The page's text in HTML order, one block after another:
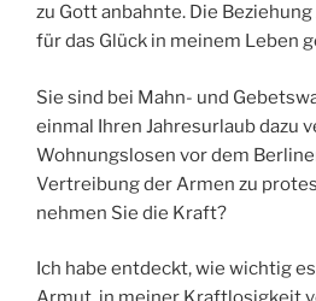
zu Gott anbahnte. Die
für das Glück in meinem Leben
Sie sind bei Mahn- und
einmal Ihren Jahresurlaub dazu
Wohnungslosen vor dem
Vertreibung der Armen zu
nehmen Sie die Kraft?
Ich habe entdeckt, wie wichtig